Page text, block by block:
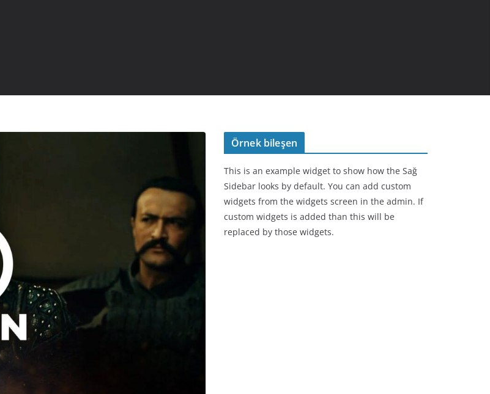
Örnek bileşen
This is an example widget to show how the Sağ
Sidebar looks by default. You can add custom
widgets from the widgets screen in the admin. If
custom widgets is added than this will be
replaced by those widgets.